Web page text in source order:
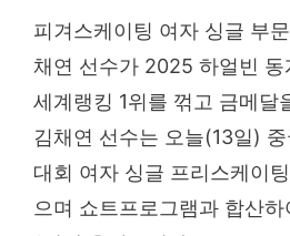
피겨스케이팅 여자 싱글 부
채연 선수가 2025 하얼빈 동
세계랭킹 1위를 꺾고 금메달
김채연 선수는 오늘(13일)
대회 여자 싱글 프리스케이
으며 쇼트프로그램과 합산